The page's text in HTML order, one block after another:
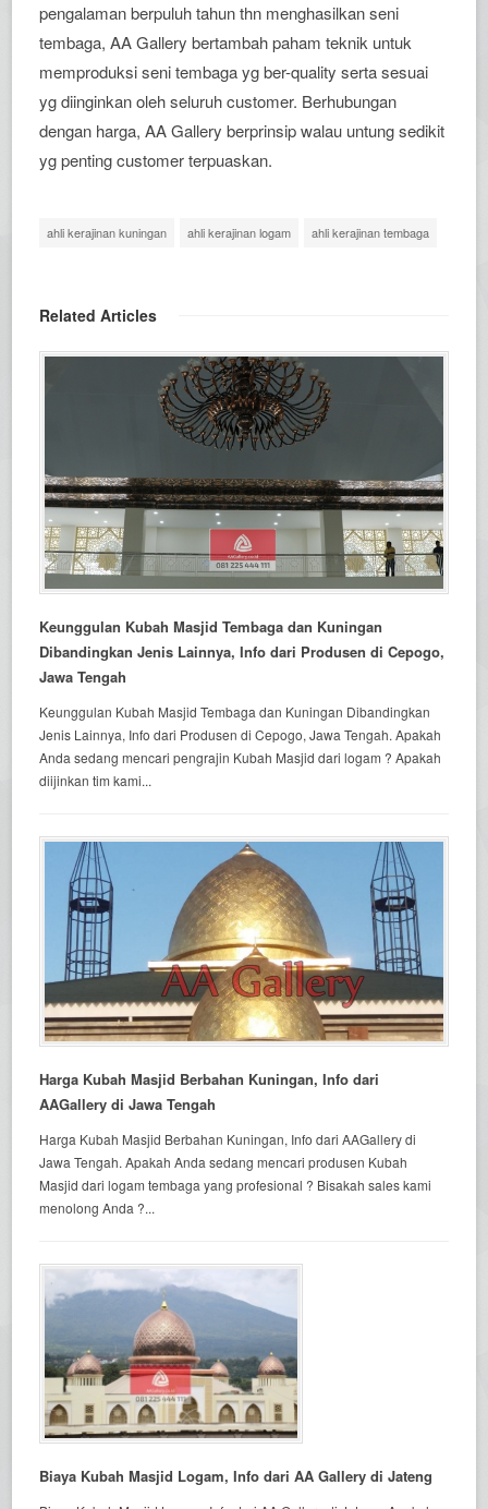
pengalaman berpuluh tahun thn menghasilkan seni
tembaga, AA Gallery bertambah paham teknik untuk
memproduksi seni tembaga yg ber-quality serta sesuai
yg diinginkan oleh seluruh customer. Berhubungan
dengan harga, AA Gallery berprinsip walau untung sedikit
yg penting customer terpuaskan.
ahli kerajinan kuningan ahli kerajinan logam ahli kerajinan tembaga
Related Articles
Keunggulan Kubah Masjid Tembaga dan Kuningan
Dibandingkan Jenis Lainnya, Info dari Produsen di Cepogo,
Jawa Tengah
Keunggulan Kubah Masjid Tembaga dan Kuningan Dibandingkan
Jenis Lainnya, Info dari Produsen di Cepogo, Jawa Tengah. Apakah
Anda sedang mencari pengrajin Kubah Masjid dari logam ? Apakah
diijinkan tim kami...
Harga Kubah Masjid Berbahan Kuningan, Info dari
AAGallery di Jawa Tengah
Harga Kubah Masjid Berbahan Kuningan, Info dari AAGallery di
Jawa Tengah. Apakah Anda sedang mencari produsen Kubah
Masjid dari logam tembaga yang profesional ? Bisakah sales kami
menolong Anda ?...
Biaya Kubah Masjid Logam, Info dari AA Gallery di Jateng